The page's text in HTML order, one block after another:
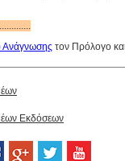
τον Πρόλογο
Εκδόσεων